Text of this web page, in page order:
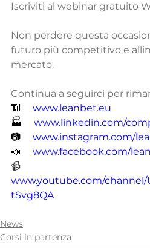
Iscriviti al webinar gratuito
Non perdere questa
futuro più competitivo e
mercato.
Continua a seguirci per
📶 www.leanbet.eu
🏭 www.linkedin.com/
📷 www.instagram.com/
📣 www.facebook.com/
📹
www.youtube.com/channel/
tSvg8QA
News
Corsi in partenza